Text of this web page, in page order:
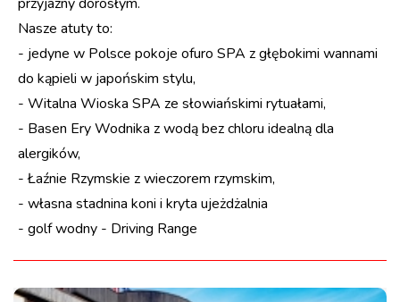
przyjazny dorosłym.
Nasze atuty to:
- jedyne w Polsce pokoje ofuro SPA z głębokimi wannami
do kąpieli w japońskim stylu,
- Witalna Wioska SPA ze słowiańskimi rytuałami,
- Basen Ery Wodnika z wodą bez chloru idealną dla
alergików,
- Łaźnie Rzymskie z wieczorem rzymskim,
- własna stadnina koni i kryta ujeżdżalnia
- golf wodny - Driving Range